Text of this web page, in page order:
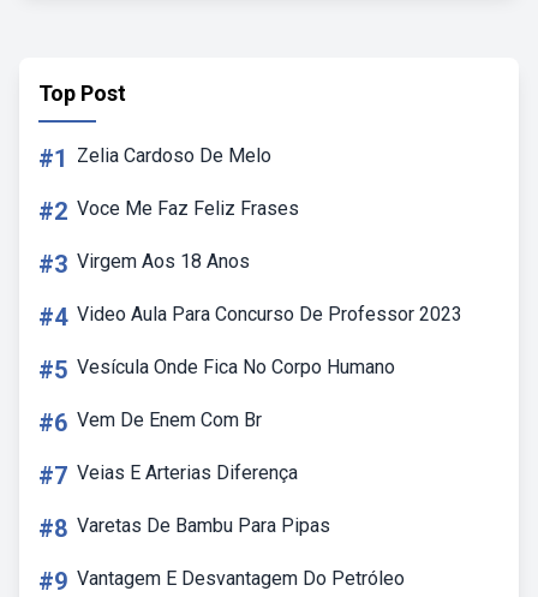
Top Post
#1 Zelia Cardoso De Melo
#2 Voce Me Faz Feliz Frases
#3 Virgem Aos 18 Anos
#4 Video Aula Para Concurso De Professor 2023
#5 Vesícula Onde Fica No Corpo Humano
#6 Vem De Enem Com Br
#7 Veias E Arterias Diferença
#8 Varetas De Bambu Para Pipas
#9 Vantagem E Desvantagem Do Petróleo